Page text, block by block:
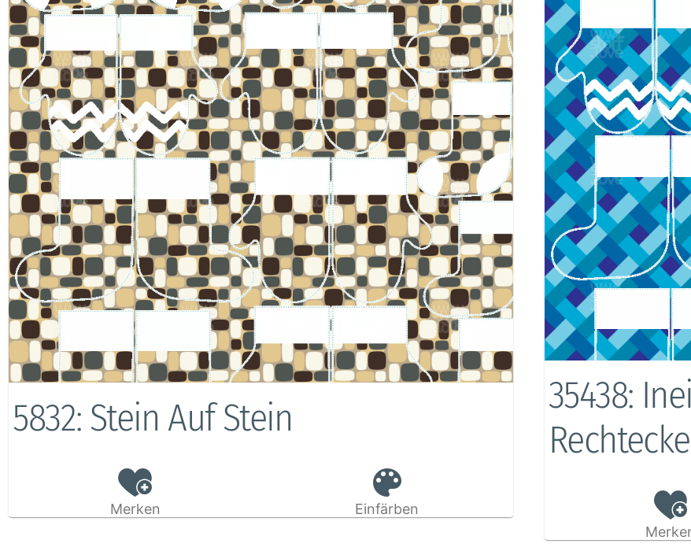
5832: Stein Auf Stein
Merken Einfärben
35438:
Rechtecke